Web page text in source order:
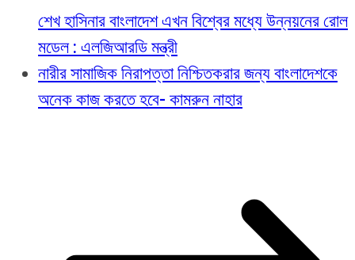
শেখ হাসিনার বাংলাদেশ এখন বিশ্বের মধ্যে উন্নয়নের রোল
মডেল : এলজিআরডি মন্ত্রী
নারীর সামাজিক নিরাপত্তা নিশ্চিতকরার জন্য বাংলাদেশকে
অনেক কাজ করতে হবে- কামরুন নাহার